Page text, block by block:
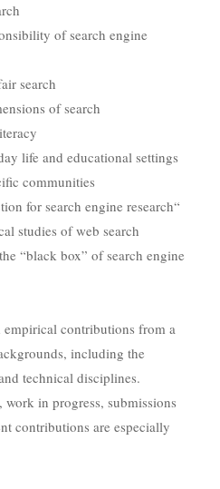
of search engine
search
of search
life and educational settings
communities
for search engine research“
studies of web search
“black box” of search engine
contributions from a
including the
technical disciplines.
in progress, submissions
contributions are especially